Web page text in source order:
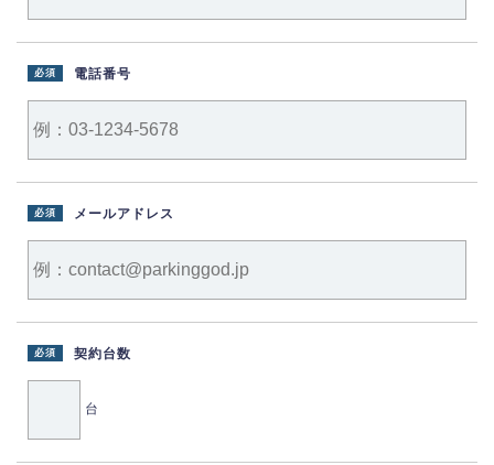
電話番号
必須
メールアドレス
必須
契約台数
必須
台